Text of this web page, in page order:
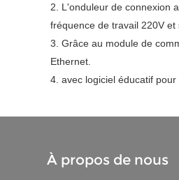
2. L'onduleur de connexion
fréquence de travail 220V
3. Grâce au module de
Ethernet.
4. avec logiciel éducatif
À propos de nous